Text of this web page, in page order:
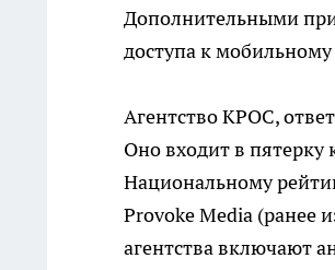
Дополнительными
доступа к
Агентство КРОС,
Оно входит в
Национальному
Provoke Media (ранее
агентства включают